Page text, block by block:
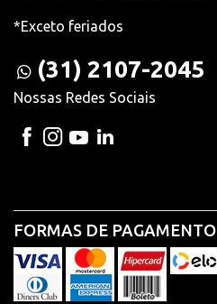
*Exceto feriados
(31) 2107-2045
Nossas Redes Sociais
FORMAS DE PAGAMENTO